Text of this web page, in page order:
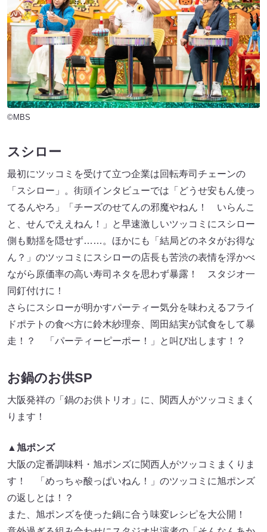
©MBS
スシロー
最初にツッコミを受けて立つ企業は回転寿司チェーンの
「スシロー」。街頭インタビューでは「どうせ安もん使っ
てるんやろ」「チーズのせてんの邪魔やねん！ いらんこ
と、せんでええねん！」と早速激しいツッコミにスシロー
側も動揺を隠せず……。ほかにも「結局どのネタがお得な
ん？」のツッコミにスシローの店長も苦渋の表情を浮かべ
ながら原価率の高い寿司ネタを思わず暴露！ スタジオ一
同釘付けに！
さらにスシローが明かすパーティー気分を味わえるフライ
ドポテトの食べ方に鈴木紗理奈、岡田結実が試食をして暴
走！？ 「パーティーピーポー！」と叫び出します！？
お鍋のお供SP
大阪発祥の「鍋のお供トリオ」に、関西人がツッコミまく
ります！
▲旭ポンズ
大阪の定番調味料・旭ポンズに関西人がツッコミまくりま
す！ 「めっちゃ酸っぱいねん！」のツッコミに旭ポンズ
の返しとは！？
また、旭ポンズを使った鍋に合う味変レシピを大公開！